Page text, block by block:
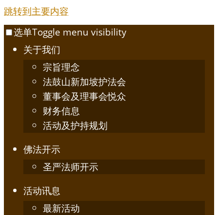
跳转到主要内容
选单Toggle menu visibility
关于我们
宗旨理念
法鼓山新加坡护法会
董事会及理事会悦众
财务信息
活动及护持规划
佛法开示
圣严法师开示
活动讯息
最新活动